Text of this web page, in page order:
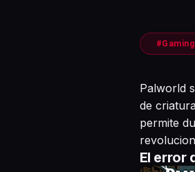
#Gaming
Palworld
de
permite
El error